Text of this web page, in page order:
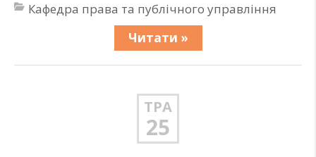
Кафедра права та публічного управління
Читати »
ТРА
25